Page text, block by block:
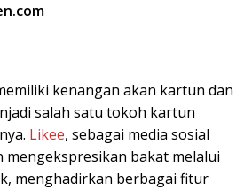
kenangan akan kartun dan
salah satu tokoh kartun
Likee, sebagai media sosial
bakat melalui
menghadirkan berbagai fitur